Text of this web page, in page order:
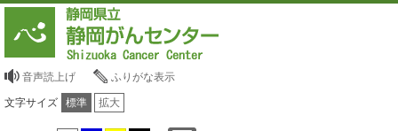
音声読上げ ふりがな表示
文字サイズ 標準 拡大